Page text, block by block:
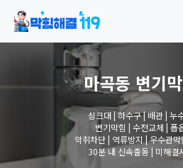
마곡동 변기
싱크대 | 하수구 | 배관 | 누
변기막힘 | 수전교체 | 폽
악취차단 | 역류방지 | 우수관
30분 내 신속출동 | 미해결